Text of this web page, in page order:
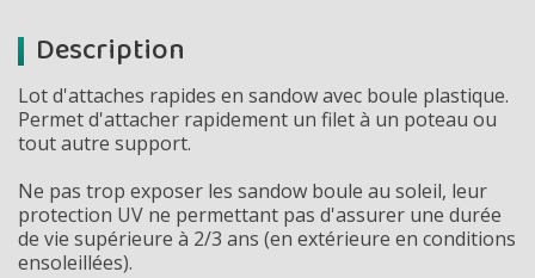
Description
Lot d'attaches rapides en sandow avec boule plastique.
Permet d'attacher rapidement un filet à un poteau ou
tout autre support.
Ne pas trop exposer les sandow boule au soleil, leur
protection UV ne permettant pas d'assurer une durée
de vie supérieure à 2/3 ans (en extérieure en conditions
ensoleillées).